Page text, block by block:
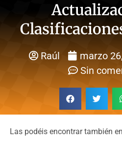
Raúl marzo
Sin
Las podéis encontrar también en